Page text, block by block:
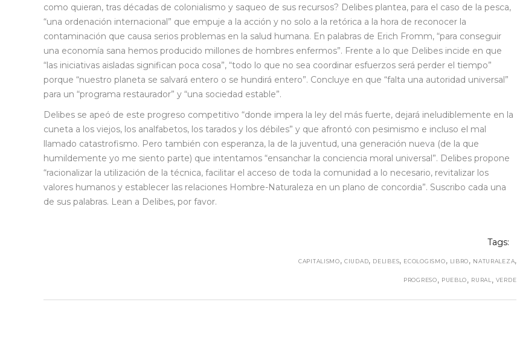
como quieran, tras décadas de colonialismo y saqueo de sus recursos? Delibes plantea, para el caso de la pesca,
“una ordenación internacional” que empuje a la acción y no solo a la retórica a la hora de reconocer la
contaminación que causa serios problemas en la salud humana. En palabras de Erich Fromm, “para conseguir
una economía sana hemos producido millones de hombres enfermos”. Frente a lo que Delibes incide en que
“las iniciativas aisladas significan poca cosa”, “todo lo que no sea coordinar esfuerzos será perder el tiempo”
porque “nuestro planeta se salvará entero o se hundirá entero”. Concluye en que “falta una autoridad universal”
para un “programa restaurador” y “una sociedad estable”.
Delibes se apeó de este progreso competitivo “donde impera la ley del más fuerte, dejará ineludiblemente en la
cuneta a los viejos, los analfabetos, los tarados y los débiles” y que afrontó con pesimismo e incluso el mal
llamado catastrofismo. Pero también con esperanza, la de la juventud, una generación nueva (de la que
humildemente yo me siento parte) que intentamos “ensanchar la conciencia moral universal”. Delibes propone
“racionalizar la utilización de la técnica, facilitar el acceso de toda la comunidad a lo necesario, revitalizar los
valores humanos y establecer las relaciones Hombre-Naturaleza en un plano de concordia”. Suscribo cada una
de sus palabras. Lean a Delibes, por favor.
Tags:
CAPITALISMO, CIUDAD, DELIBES, ECOLOGISMO, LIBRO, NATURALEZA,
PROGRESO, PUEBLO, RURAL , VERDE